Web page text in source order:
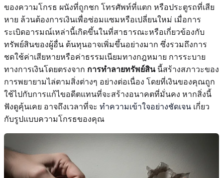
ของความโกรธ ผนังที่ถูกชก โทรศัพท์ที่แตก หรือประตูรถที่เสีย
หาย ล้วนต้องการเงินเพื่อซ่อมแซมหรือเปลี่ยนใหม่ เมื่อการ
ระเบิดอารมณ์เหล่านี้เกิดขึ้นในที่สาธารณะหรือเกี่ยวข้องกับ
ทรัพย์สินของผู้อื่น ต้นทุนอาจเพิ่มขึ้นอย่างมาก ซึ่งรวมถึงการ
ชดใช้ค่าเสียหายหรือค่าธรรมเนียมทางกฎหมาย การระบาย
ทางการเงินโดยตรงจาก การทำลายทรัพย์สินนี้สร้างสภาวะของ
การพยายามไล่ตามสิ่งต่างๆ อย่างต่อเนื่อง โดยที่เงินของคุณถูก
ใช้ไปกับการแก้ไขอดีตแทนที่จะสร้างอนาคตที่มั่นคง หากสิ่งนี้
ฟังดูคุ้นเคย อาจถึงเวลาที่จะ ทำความเข้าใจอย่างชัดเจน เกี่ยว
กับรูปแบบความโกรธของคุณ